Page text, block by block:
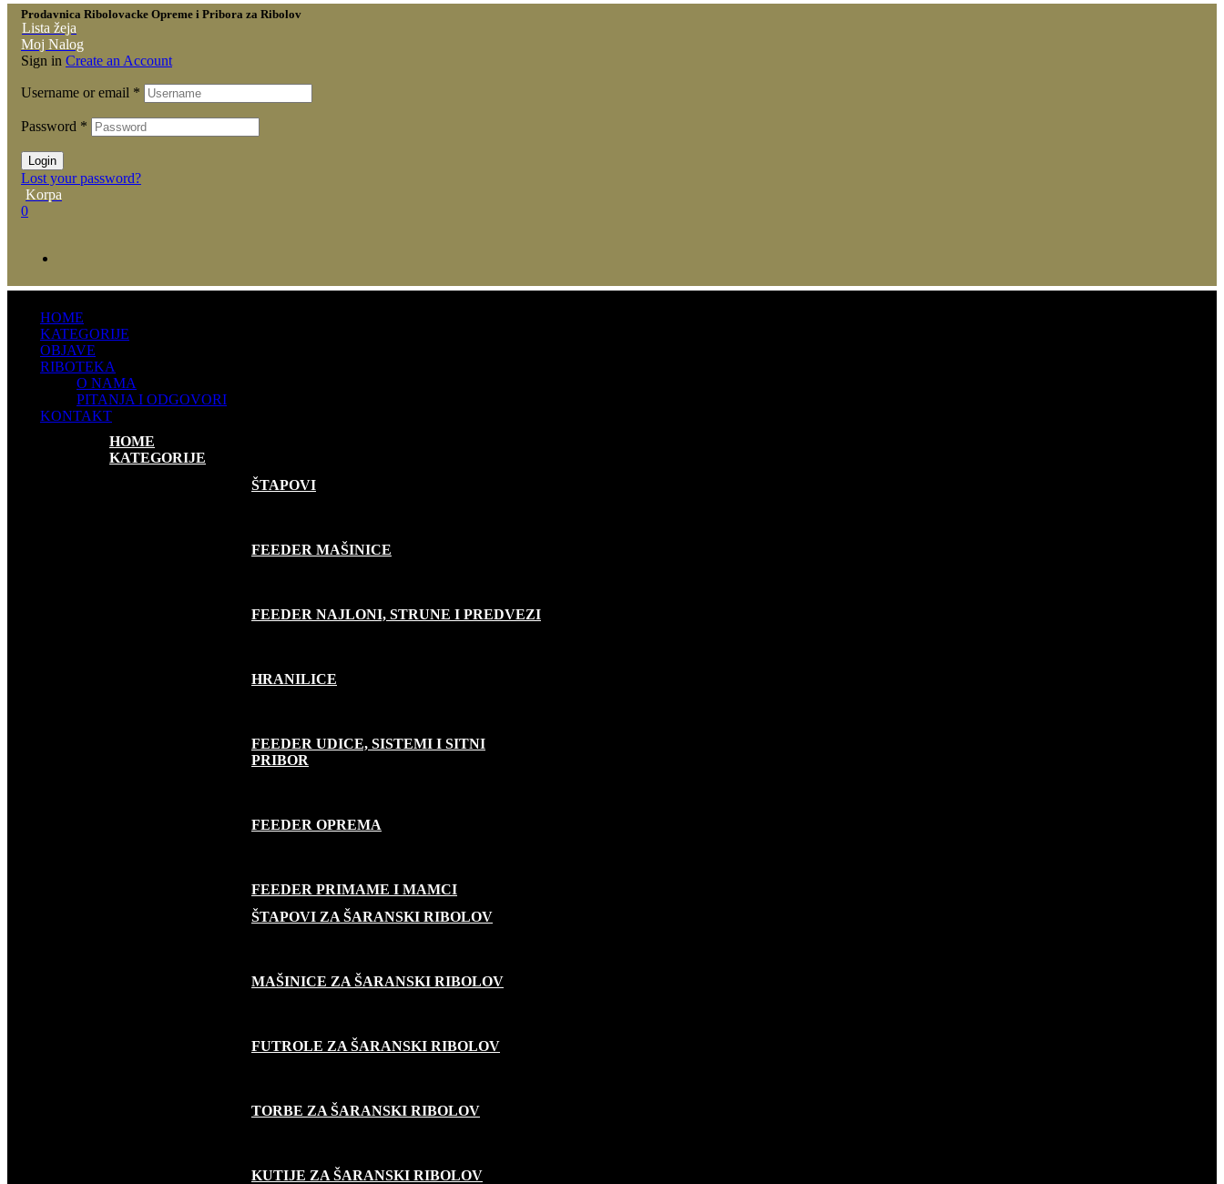
Prodavnica Ribolovacke Opreme i Pribora za Ribolov
Lista žeja
Moj Nalog
Sign in Create an Account
Username or email *
Password *
Login
Lost your password?
Korpa
0
HOME
KATEGORIJE
OBJAVE
RIBOTEKA
O NAMA
PITANJA I ODGOVORI
KONTAKT
HOME
KATEGORIJE
FEEDER RIBOLOV
ŠTAPOVI
FEEDER MAŠINICE
FEEDER NAJLONI, STRUNE I PREDVEZI
HRANILICE
FEEDER UDICE, SISTEMI I SITNI
PRIBOR
FEEDER OPREMA
FEEDER PRIMAME I MAMCI
ŠARANSKI RIBOLOV
ŠTAPOVI ZA ŠARANSKI RIBOLOV
MAŠINICE ZA ŠARANSKI RIBOLOV
FUTROLE ZA ŠARANSKI RIBOLOV
TORBE ZA ŠARANSKI RIBOLOV
KUTIJE ZA ŠARANSKI RIBOLOV